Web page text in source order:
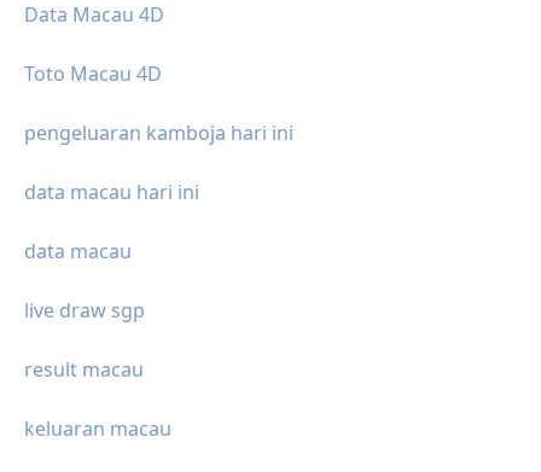
Data Macau 4D
Toto Macau 4D
pengeluaran kamboja hari ini
data macau hari ini
data macau
live draw sgp
result macau
keluaran macau